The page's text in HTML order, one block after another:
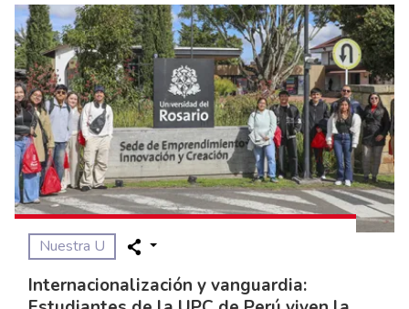
Nuestra U
Internacionalización y vanguardia: